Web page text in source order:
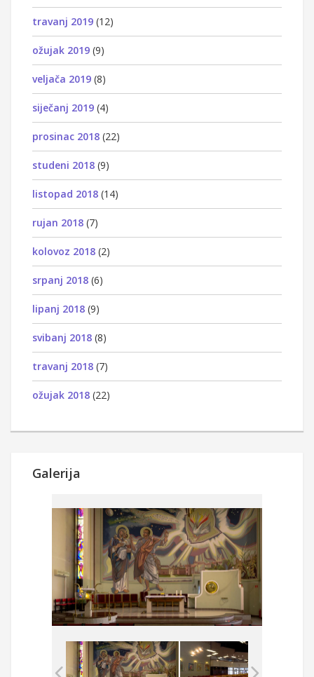
travanj 2019 (12)
ožujak 2019 (9)
veljača 2019 (8)
siječanj 2019 (4)
prosinac 2018 (22)
studeni 2018 (9)
listopad 2018 (14)
rujan 2018 (7)
kolovoz 2018 (2)
srpanj 2018 (6)
lipanj 2018 (9)
svibanj 2018 (8)
travanj 2018 (7)
ožujak 2018 (22)
Galerija